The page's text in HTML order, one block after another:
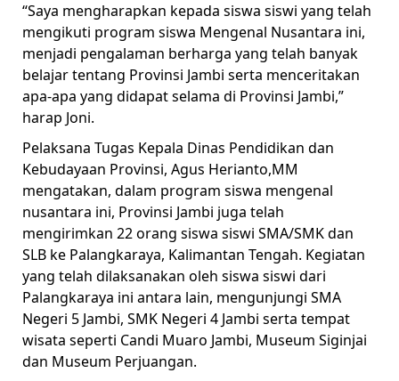
“Saya mengharapkan kepada siswa siswi yang telah
mengikuti program siswa Mengenal Nusantara ini,
menjadi pengalaman berharga yang telah banyak
belajar tentang Provinsi Jambi serta menceritakan
apa-apa yang didapat selama di Provinsi Jambi,”
harap Joni.
Pelaksana Tugas Kepala Dinas Pendidikan dan
Kebudayaan Provinsi, Agus Herianto,MM
mengatakan, dalam program siswa mengenal
nusantara ini, Provinsi Jambi juga telah
mengirimkan 22 orang siswa siswi SMA/SMK dan
SLB ke Palangkaraya, Kalimantan Tengah. Kegiatan
yang telah dilaksanakan oleh siswa siswi dari
Palangkaraya ini antara lain, mengunjungi SMA
Negeri 5 Jambi, SMK Negeri 4 Jambi serta tempat
wisata seperti Candi Muaro Jambi, Museum Siginjai
dan Museum Perjuangan.